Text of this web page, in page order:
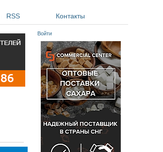
RSS Контакты
Войти